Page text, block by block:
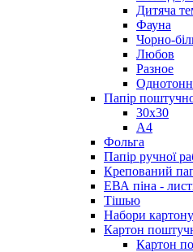
Дитяча
Фауна
Чорно-
Любов
Разное
Папір
30х30
А4
Фольга
Папір ручної
Крепований
ЕВА піна -
Тішью
Набори картону
Картон
Картон